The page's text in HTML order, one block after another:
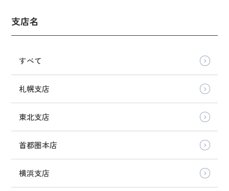
支店名
すべて
札幌支店
東北支店
首都圏本店
横浜支店